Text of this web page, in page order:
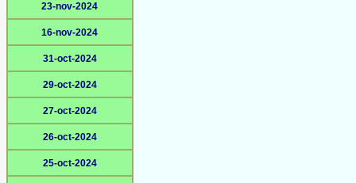
23-nov-2024
16-nov-2024
31-oct-2024
29-oct-2024
27-oct-2024
26-oct-2024
25-oct-2024